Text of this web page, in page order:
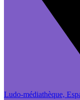
Ludo-médiathèque,